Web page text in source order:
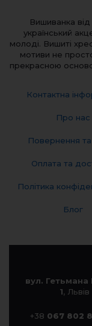
Вишиванка
український
молоді. Вишиті
мотиви не
прекрасною
Контактна
Про нас
Повернення
Оплата та
Політика
Блог
вул. Гетьмана
1, Львів
+38 067 802